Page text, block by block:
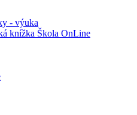
- výuka
knížka Škola OnLine